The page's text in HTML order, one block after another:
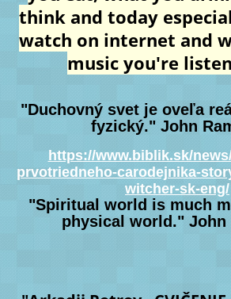
think and today
watch on internet and
music you're
"Duchovný svet je oveľa
fyzický." John
https://www.biblik.sk/
prvotriedneho-carodejnika-
witcher-sk-eng/
"Spiritual world is much
physical world." John